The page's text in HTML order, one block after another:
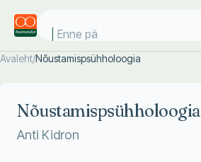
Enne päi
Avaleht/Nõustamispsühholoogia
Nõustamispsühholoogia
Anti Kidron